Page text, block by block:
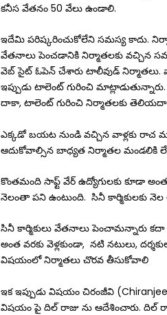
కనీస వేతనం 50 వేలు ఉండాలి.
ఇదేమి పరిష్కరించుకోలేని సమస్య కాదు.
వేతనాలు పెంచడానికి నిర్మాతలకు వచ్చిన
వెబ్ సైట్ ఓపెన్ చేశారు టాలీవుడ్ నిర్మాతలు.
ఇప్పుడు టాలెంట్ గురించి
దాకా, టాలెంట్ గురించి నిర్మాతలకు తెలియదా
ఎక్కడో బయట నుండి వచ్చిన వాళ్లకు రాచ
ఆదుకోవాల్సిన బాధ్యత నిర్మాతల మండలికి
కొంతమంది సాఫ్ట్ వేర్ ఉద్యోగులకు కూడా
నెలంతా పని ఉంటుంది. సినీ కార్మికులకు
సినీ కార్మికులు వేతనాలు పెంచామన్నారు కదా
అంత వరకు వెళ్లకుండా, నటి నటులు,
విషయంలో నిర్మాతలు చొరవ తీసుకోవాలి
ఇక ఇప్పుడు విషయం చిరంజీవి
విషయం పై దిల్ రాజు ను ఆదేశించారు. దిల్